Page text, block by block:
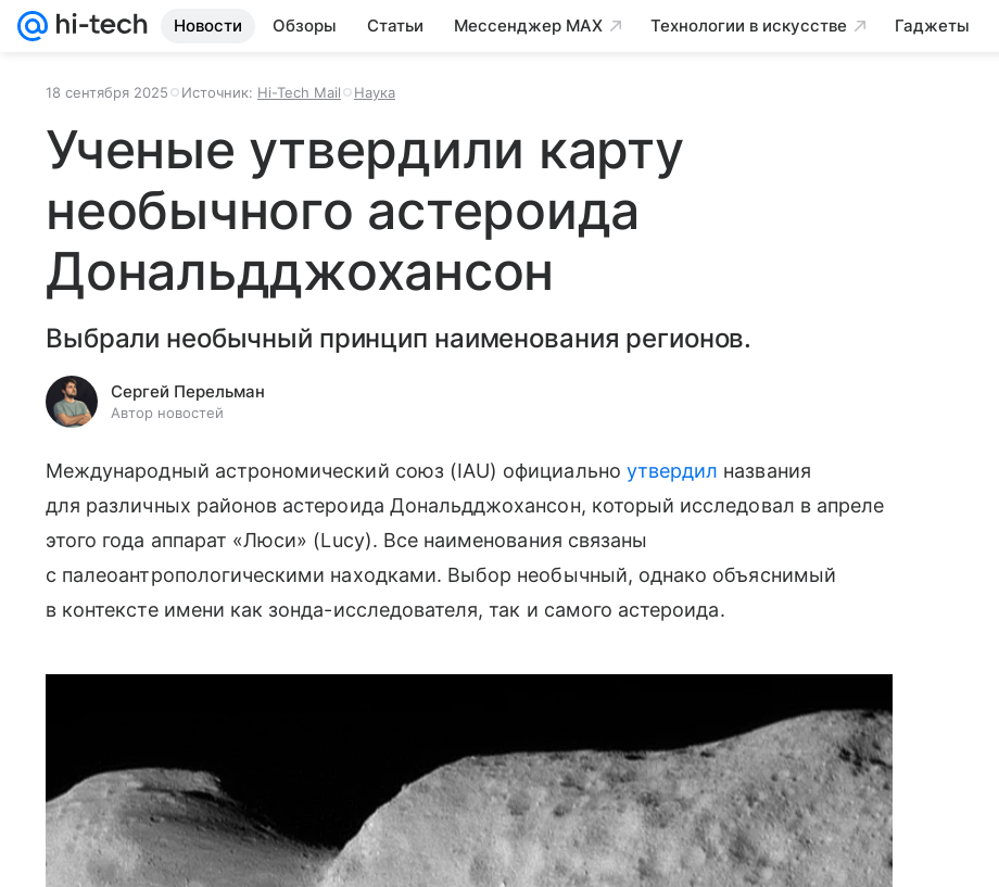
Новости Обзоры Статьи Мессенджер MAX Технологии в искусстве Гаджеты
18 сентября 2025 Источник: Hi-Tech Mail Наука
Ученые утвердили карту
необычного астероида
Дональдджохансон
Выбрали необычный принцип наименования регионов.
Сергей Перельман
Автор новостей
Международный астрономический союз (IAU) официально утвердил названия
для различных районов астероида Дональдджохансон, который исследовал в апреле
этого года аппарат «Люси» (Lucy). Все наименования связаны
с палеоантропологическими находками. Выбор необычный, однако объяснимый
в контексте имени как зонда-исследователя, так и самого астероида.